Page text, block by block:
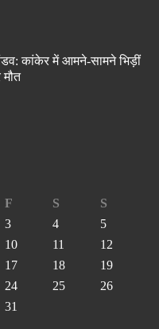
कांकेर में आमने-सामने भिड़ीं
F S
S
3 4
5
10 11
12
17 18
19
24 25
26
31